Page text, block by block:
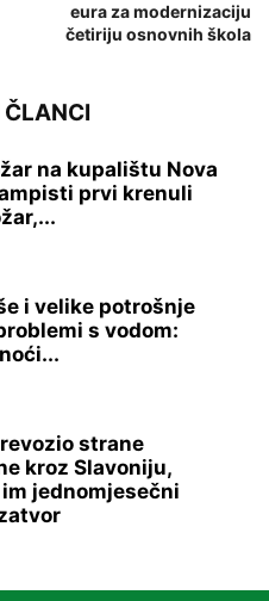
eura za modernizaciju
četiriju osnovnih škola
na kupalištu Nova
prvi krenuli
i velike potrošnje
s vodom:
strane
kroz Slavoniju,
jednomjesečni